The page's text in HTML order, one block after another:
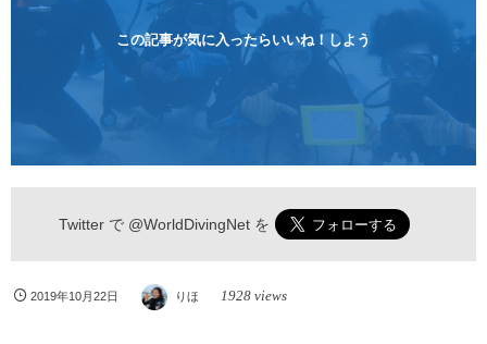
気軽に体験できる半日のコース。沖縄本島のビーチか
らのんびりダイビングを楽しめます...
この記事が気に入ったらいいね！しよう
Twitter で @WorldDivingNetを
2019年10月22日 りほ 1928 views